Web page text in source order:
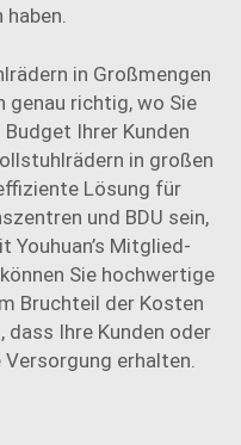
haben.
in Großmengen
genau richtig, wo Sie
Ihrer Kunden
in großen
Lösung für
und BDU sein,
Youhuan’s Mitglied-
Sie hochwertige
Bruchteil der Kosten
Ihre Kunden oder
erhalten.